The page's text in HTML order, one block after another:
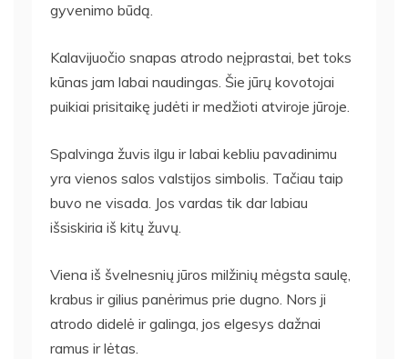
gyvenimo būdą.
Kalavijuočio snapas atrodo neįprastai, bet toks
kūnas jam labai naudingas. Šie jūrų kovotojai
puikiai prisitaikę judėti ir medžioti atviroje jūroje.
Spalvinga žuvis ilgu ir labai kebliu pavadinimu
yra vienos salos valstijos simbolis. Tačiau taip
buvo ne visada. Jos vardas tik dar labiau
išsiskiria iš kitų žuvų.
Viena iš švelnesnių jūros milžinių mėgsta saulę,
krabus ir gilius panėrimus prie dugno. Nors ji
atrodo didelė ir galinga, jos elgesys dažnai
ramus ir lėtas.